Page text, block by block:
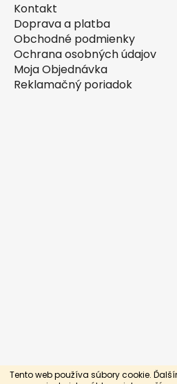
Tento web používa súbory cookie.
Kontakt
Doprava a platba
Obchodné podmienky
Ochrana osobných údajov
Moja Objednávka
Reklamačný poriadok